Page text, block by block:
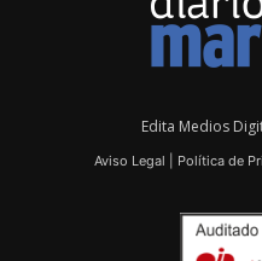
Edita Medios
Aviso Legal Política de